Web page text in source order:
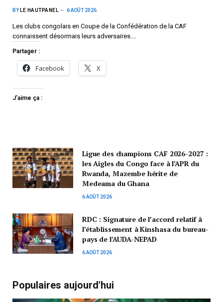
BY LE HAUTPANEL 6 AOÛT 2026
Les clubs congolais en Coupe de la Confédération de la CAF
connaissent désormais leurs adversaires.…
Partager :
Facebook X
J’aime ça :
Ligue des champions CAF 2026-2027 :
les Aigles du Congo face à l’APR du
Rwanda, Mazembe hérite de
Medeama du Ghana
6 AOÛT 2026
RDC : Signature de l’accord relatif à
l’établissement à Kinshasa du bureau-
pays de l’AUDA-NEPAD
6 AOÛT 2026
Populaires aujourd'hui